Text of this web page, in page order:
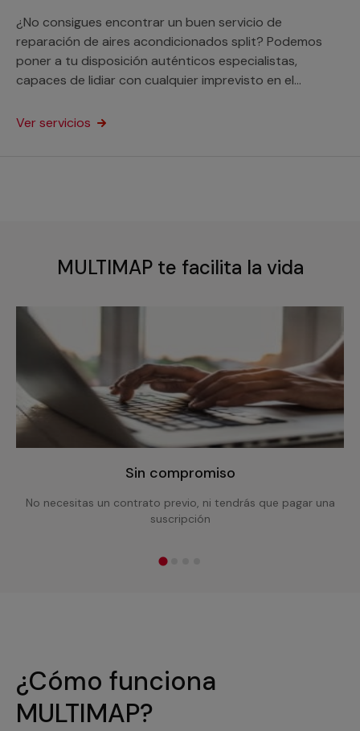
¿No consigues encontrar un buen servicio de
reparación de aires acondicionados split? Podemos
poner a tu disposición auténticos especialistas,
capaces de lidiar con cualquier imprevisto en el
domésticos como para un negocio.
Ver servicios
MULTIMAP te facilita la vida
Sin compromiso
No necesitas un contrato previo, ni tendrás que pagar una
suscripción
¿Cómo funciona
MULTIMAP?